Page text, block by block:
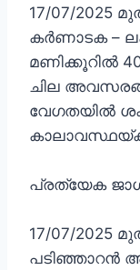
17/07/2025
കർണാടക –
മണിക്കൂറിൽ
ചില
വേഗതയിൽ
പ്രത്യേക
17/07/2025
പടിഞ്ഞാറൻ